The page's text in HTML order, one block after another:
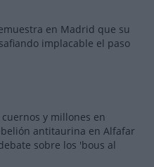
en Madrid que su
implacable el paso
cuernos y millones en
antitaurina en Alfafar
sobre los 'bous al